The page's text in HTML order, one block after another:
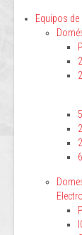
Equipos de